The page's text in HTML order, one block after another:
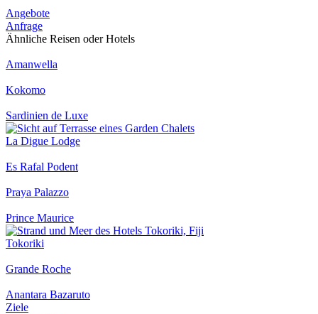
Angebote
Anfrage
Ähnliche Reisen oder Hotels
Amanwella
Kokomo
Sardinien de Luxe
La Digue Lodge
Es Rafal Podent
Praya Palazzo
Prince Maurice
Tokoriki
Grande Roche
Anantara Bazaruto
Ziele